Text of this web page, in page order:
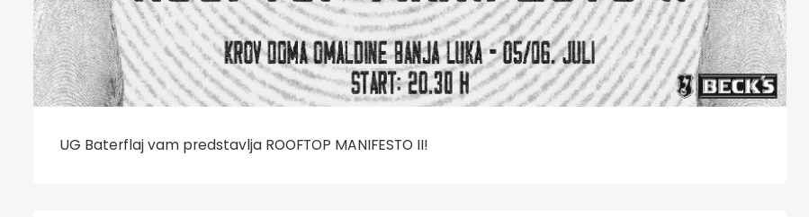
UG Baterflaj vam predstavlja ROOFTOP MANIFESTO II!